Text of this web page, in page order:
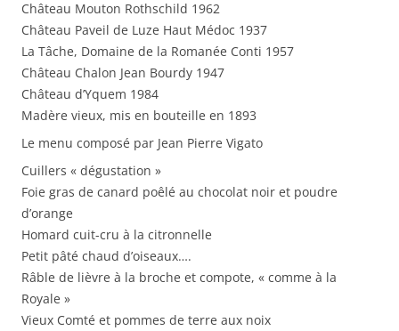
Château Mouton Rothschild 1962
Château Paveil de Luze Haut Médoc 1937
La Tâche, Domaine de la Romanée Conti 1957
Château Chalon Jean Bourdy 1947
Château d’Yquem 1984
Madère vieux, mis en bouteille en 1893
Le menu composé par Jean Pierre Vigato
Cuillers « dégustation »
Foie gras de canard poêlé au chocolat noir et poudre
d’orange
Homard cuit-cru à la citronnelle
Petit pâté chaud d’oiseaux….
Râble de lièvre à la broche et compote, « comme à la
Royale »
Vieux Comté et pommes de terre aux noix